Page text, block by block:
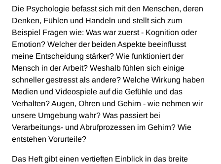
Die Psychologie befasst sich mit den Menschen, deren
Denken, Fühlen und Handeln und stellt sich zum
Beispiel Fragen wie: Was war zuerst - Kognition oder
Emotion? Welcher der beiden Aspekte beeinflusst
meine Entscheidung stärker? Wie funktioniert der
Mensch in der Arbeit? Weshalb fühlen sich einige
schneller gestresst als andere? Welche Wirkung haben
Medien und Videospiele auf die Gefühle und das
Verhalten? Augen, Ohren und Gehirn - wie nehmen wir
unsere Umgebung wahr? Was passiert bei
Verarbeitungs- und Abrufprozessen im Gehirn? Wie
entstehen Vorurteile?
Das Heft gibt einen vertieften Einblick in das breite